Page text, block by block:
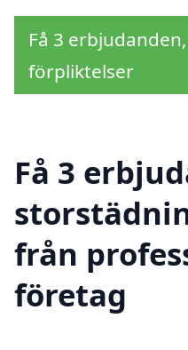
Få 3
förpliktelser
Få 3
från
företag